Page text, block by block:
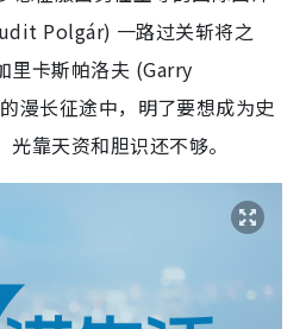
Polgár) 一路过关斩将之
里卡斯帕洛夫 (Garry
漫长征途中，明了要想成为史
靠天资和胆识还不够。